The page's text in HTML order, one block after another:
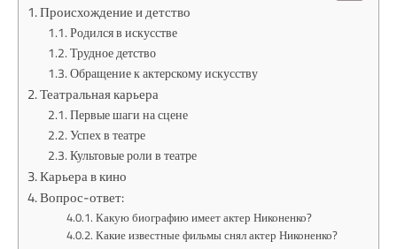
Происхождение и детство
Родился в искусстве
Трудное детство
Обращение к актерскому искусству
Театральная карьера
Первые шаги на сцене
Успех в театре
Культовые роли в театре
Карьера в кино
Вопрос-ответ:
Какую биографию имеет актер Никоненко?
Какие известные фильмы снял актер Никоненко?